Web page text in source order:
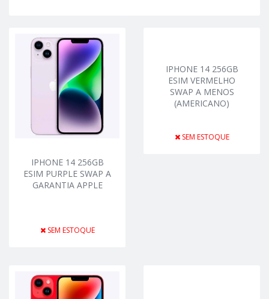
IPHONE 14 256GB
ESIM PURPLE SWAP A
GARANTIA APPLE
SEM ESTOQUE
IPHONE 14 256GB
ESIM VERMELHO
SWAP A MENOS
(AMERICANO)
SEM ESTOQUE